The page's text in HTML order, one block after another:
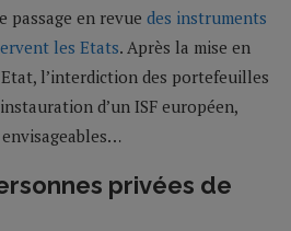
en revue des instruments
les Etats. Après la mise en
l’interdiction des portefeuilles
d’un ISF européen,
privées de